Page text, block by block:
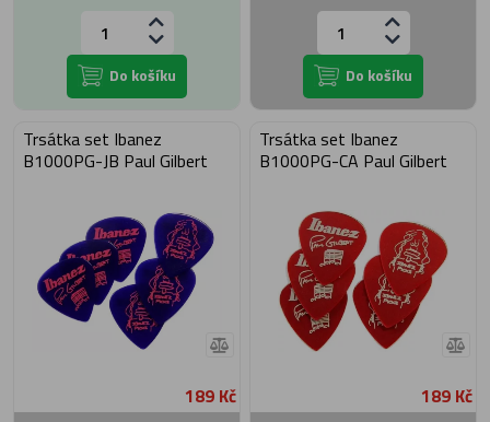
Do košíku Do košíku
Trsátka set Ibanez
B1000PG-JB Paul Gilbert
189 Kč
Trsátka set Ibanez
B1000PG-CA Paul Gilbert
189 Kč